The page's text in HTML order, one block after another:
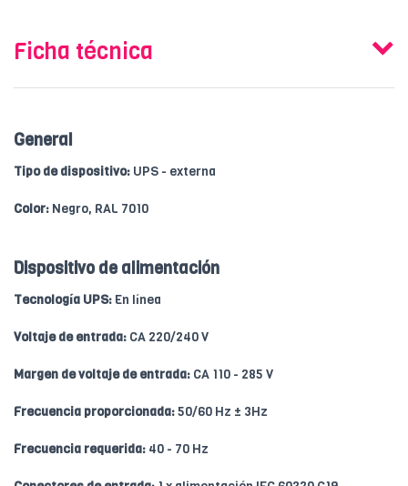
Ficha técnica
General
Tipo de dispositivo: UPS - externa
Color: Negro, RAL 7010
Dispositivo de alimentación
Tecnología UPS: En línea
Voltaje de entrada: CA 220/240 V
Margen de voltaje de entrada: CA 110 - 285 V
Frecuencia proporcionada:50/60 Hz ± 3Hz
Frecuencia requerida: 40 - 70 Hz